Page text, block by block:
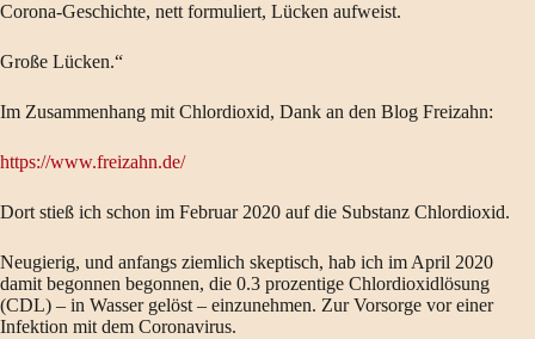
Corona-Geschichte, nett formuliert, Lücken aufweist.
Große Lücken.“
Im Zusammenhang mit Chlordioxid, Dank an den Blog Freizahn:
https://www.freizahn.de/
Dort stieß ich schon im Februar 2020 auf die Substanz Chlordioxid.
Neugierig, und anfangs ziemlich skeptisch, hab ich im April 2020
damit begonnen begonnen, die 0.3 prozentige Chlordioxidlösung
(CDL) – in Wasser gelöst – einzunehmen. Zur Vorsorge vor einer
Infektion mit dem Coronavirus.